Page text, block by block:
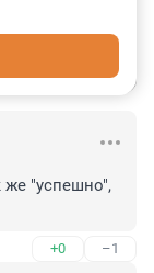
же "успешно",
+0 –1